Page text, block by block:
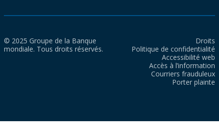
© 2025 Groupe de la Banque
mondiale. Tous droits réservés.
Droits
Politique de confidentialité
Accessibilité web
Accès à l’information
Courriers frauduleux
Porter plainte